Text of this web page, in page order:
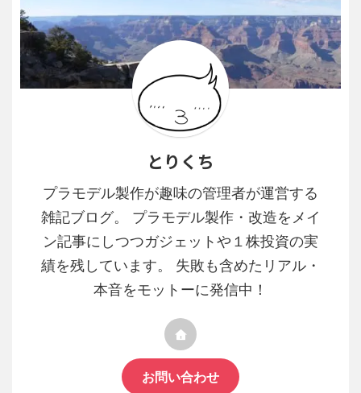
とりくち
プラモデル製作が趣味の管理者が運営する
雑記ブログ。 プラモデル製作・改造をメイ
ン記事にしつつガジェットや１株投資の実
績を残しています。 失敗も含めたリアル・
本音をモットーに発信中！
お問い合わせ